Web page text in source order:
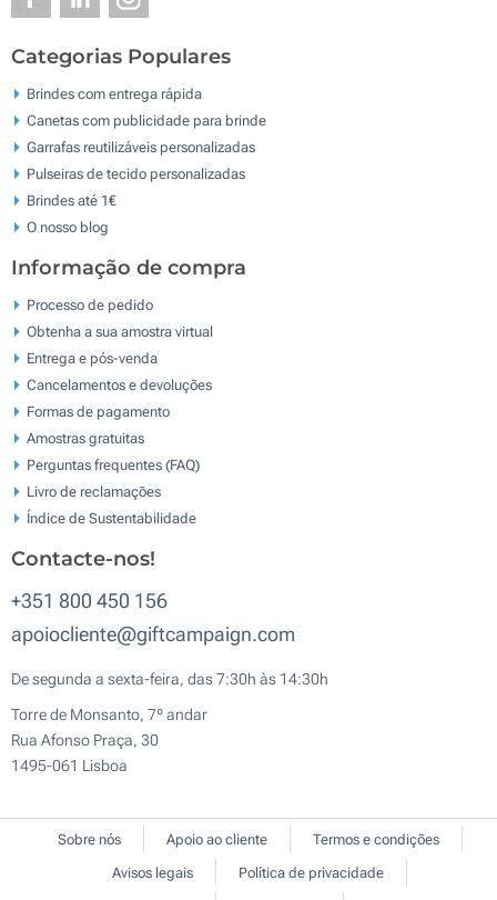
Categorias Populares
Brindes com entrega rápida
Canetas com publicidade para brinde
Garrafas reutilizáveis personalizadas
Pulseiras de tecido personalizadas
Brindes até 1€
O nosso blog
Informação de compra
Processo de pedido
Obtenha a sua amostra virtual
Entrega e pós-venda
Cancelamentos e devoluções
Formas de pagamento
Amostras gratuitas
Perguntas frequentes (FAQ)
Livro de reclamaçōes
Índice de Sustentabilidade
Contacte-nos!
+351 800 450 156
apoiocliente@giftcampaign.com
De segunda a sexta-feira, das 7:30h às 14:30h
Torre de Monsanto, 7º andar
Rua Afonso Praça, 30
1495-061 Lisboa
Sobre nós Apoio ao cliente
Termos e condições
Avisos legais
Política de privacidade